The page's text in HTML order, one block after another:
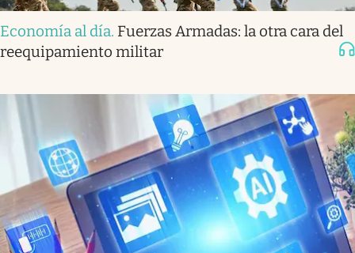
Economía al día. Fuerzas Armadas: la otra cara del
reequipamiento militar